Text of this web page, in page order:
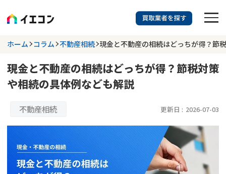
訳あり物件に強い業者を探す
都道府県を選択 相談内容を選択
更新日 :2026年07月31日
相談内容で探す
ホーム コラム 不動産相続 現金と不動産の相続はどっちが得？節
現金と不動産の相続はどっちが得？節税対策
や相続の具体例なども解説
不動産相続 更新日 : 2026-07-03